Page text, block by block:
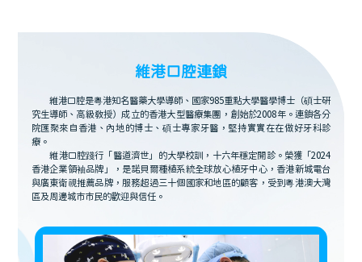
維港口腔連鎖
維港口腔是粵港知名醫藥大學導師、國家985重點大學醫學博士（碩士研
究生導師、高級教授）成立的香港大型醫療集團，創始於2008年。連鎖各分
院匯聚來自香港、內地的博士、碩士專家牙醫，堅持實實在在做好牙科診
療。
維港口腔踐行「醫道濟世」的大學校訓，十六年穩定開診。榮獲「2024
香港企業領袖品牌」，是諾貝爾種植系統全球放心植牙中心，香港新城電台
與廣東衛視推薦品牌，服務超過三十個國家和地區的顧客，受到粵港澳大灣
區及周邊城市市民的歡迎與信任。